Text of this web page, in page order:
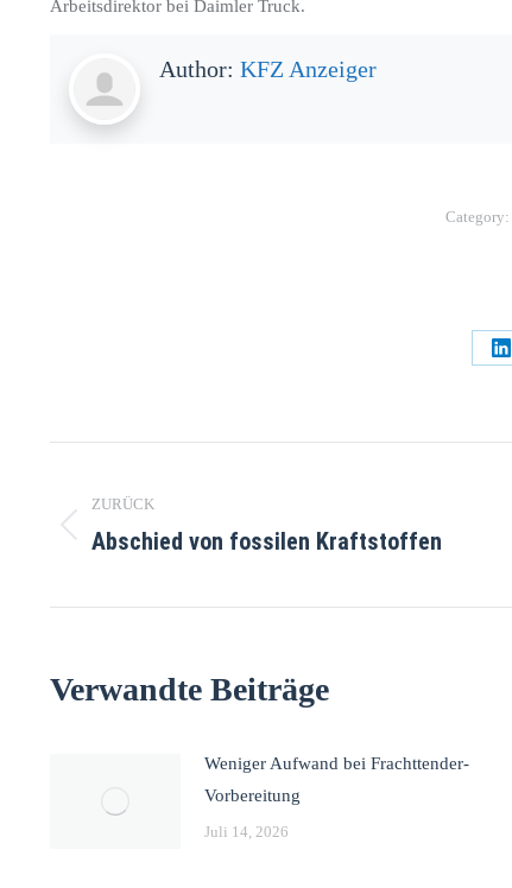
Arbeitsdirektor bei Daimler Truck.
Author: KFZ Anzeiger
Category:
ZURÜCK
Abschied von fossilen Kraftstoffen
Verwandte Beiträge
Weniger Aufwand bei Frachttender-
Vorbereitung
Juli 14, 2026